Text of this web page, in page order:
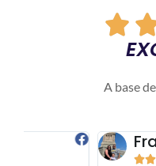

A base de
Francisco
